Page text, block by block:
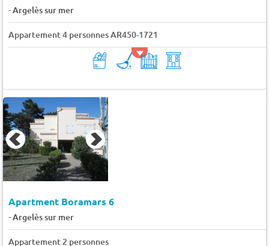
-Argelès sur mer
Appartement 4 personnes AR450-1721
Apartment Boramars 6
-Argelès sur mer
Appartement 2 personnes